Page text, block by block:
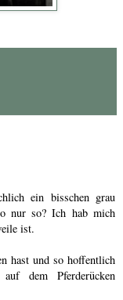
ein bisschen grau
nur so? Ich hab mich
ist.
hast und so hoffentlich
dem Pferderücken